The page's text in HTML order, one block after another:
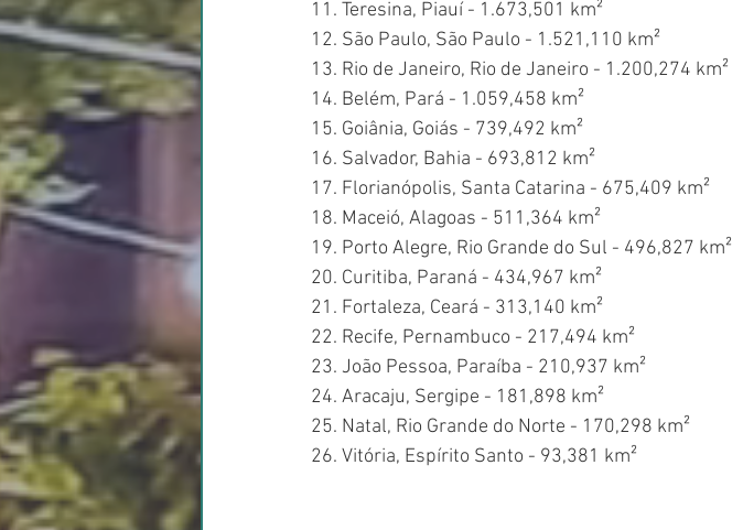
11. Teresina, Piauí - 1.673,501 km²
12. São Paulo, São Paulo - 1.521,110 km²
13. Rio de Janeiro, Rio de Janeiro - 1.200,274 km²
14. Belém, Pará - 1.059,458 km²
15. Goiânia, Goiás - 739,492 km²
16. Salvador, Bahia - 693,812 km²
17. Florianópolis, Santa Catarina - 675,409 km²
18. Maceió, Alagoas - 511,364 km²
19. Porto Alegre, Rio Grande do Sul - 496,827 km²
20. Curitiba, Paraná - 434,967 km²
21. Fortaleza, Ceará - 313,140 km²
22. Recife, Pernambuco - 217,494 km²
23. João Pessoa, Paraíba - 210,937 km²
24. Aracaju, Sergipe - 181,898 km²
25. Natal, Rio Grande do Norte - 170,298 km²
26. Vitória, Espírito Santo - 93,381 km²